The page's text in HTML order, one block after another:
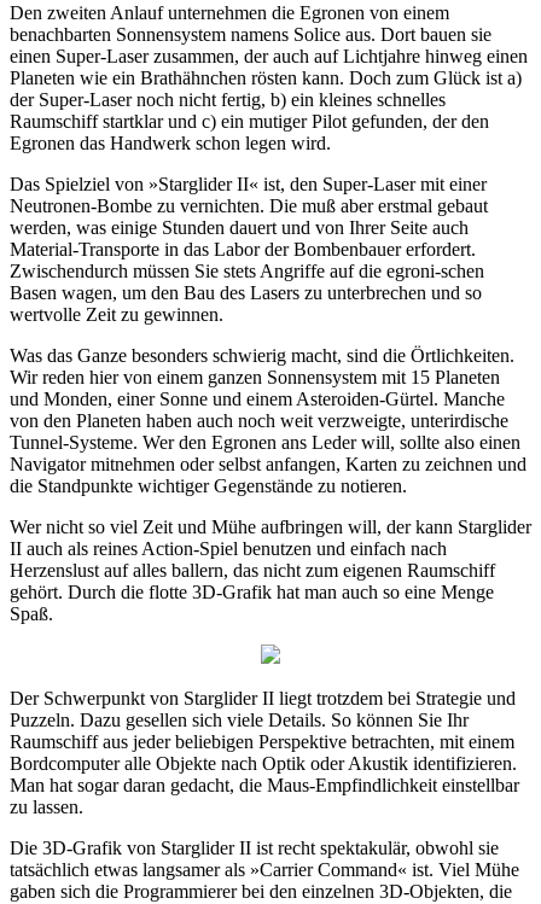
Den zweiten Anlauf unternehmen die Egronen von einem
benachbarten Sonnensystem namens Solice aus. Dort bauen sie
einen Super-Laser zusammen, der auch auf Lichtjahre hinweg einen
Planeten wie ein Brathähnchen rösten kann. Doch zum Glück ist a)
der Super-Laser noch nicht fertig, b) ein kleines schnelles
Raumschiff startklar und c) ein mutiger Pilot gefunden, der den
Egronen das Handwerk schon legen wird.
Das Spielziel von »Starglider II« ist, den Super-Laser mit einer
Neutronen-Bombe zu vernichten. Die muß aber erstmal gebaut
werden, was einige Stunden dauert und von Ihrer Seite auch
Material-Transporte in das Labor der Bombenbauer erfordert.
Zwischendurch müssen Sie stets Angriffe auf die egroni-schen
Basen wagen, um den Bau des Lasers zu unterbrechen und so
wertvolle Zeit zu gewinnen.
Was das Ganze besonders schwierig macht, sind die Örtlichkeiten.
Wir reden hier von einem ganzen Sonnensystem mit 15 Planeten
und Monden, einer Sonne und einem Asteroiden-Gürtel. Manche
von den Planeten haben auch noch weit verzweigte, unterirdische
Tunnel-Systeme. Wer den Egronen ans Leder will, sollte also einen
Navigator mitnehmen oder selbst anfangen, Karten zu zeichnen und
die Standpunkte wichtiger Gegenstände zu notieren.
Wer nicht so viel Zeit und Mühe aufbringen will, der kann Starglider
II auch als reines Action-Spiel benutzen und einfach nach
Herzenslust auf alles ballern, das nicht zum eigenen Raumschiff
gehört. Durch die flotte 3D-Grafik hat man auch so eine Menge
Spaß.
Der Schwerpunkt von Starglider II liegt trotzdem bei Strategie und
Puzzeln. Dazu gesellen sich viele Details. So können Sie Ihr
Raumschiff aus jeder beliebigen Perspektive betrachten, mit einem
Bordcomputer alle Objekte nach Optik oder Akustik identifizieren.
Man hat sogar daran gedacht, die Maus-Empfindlichkeit einstellbar
zu lassen.
Die 3D-Grafik von Starglider II ist recht spektakulär, obwohl sie
tatsächlich etwas langsamer als »Carrier Command« ist. Viel Mühe
gaben sich die Programmierer bei den einzelnen 3D-Objekten, die